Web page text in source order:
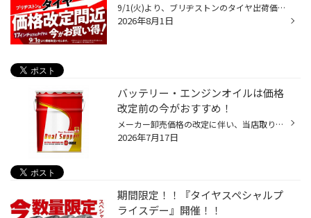
9/1(火)より、ブリヂストンのタイヤ出荷価格の改定に伴い、17インチ以下の 国内市販用タイヤ(夏/冬)の価格改定を実施させていただきます。 ※価格改定前の価格での対応については、8/31(月)までの作業実施が対象となっております。 ※商品によって改定率等が異なります。価格改定についてはこちらをご...
2026年8月1日
バッテリー・エンジンオイルは価格
改定前の今がおすすめ！
メーカー卸売価格の改定に伴い、当店取り扱いの一部のバッテリー・エンジンオイルの価格改定を 8/1より随時実施させていただきます。 現状の価格改定前の価格での対応については、各製品の値上がり前日までの作業実施が対象となっております。 夏休みでお出かけ予定の方やそろそろ交換時期を迎えて...
2026年7月17日
期間限定！！『タイヤスペシャルプ
ライスデー』開催！！